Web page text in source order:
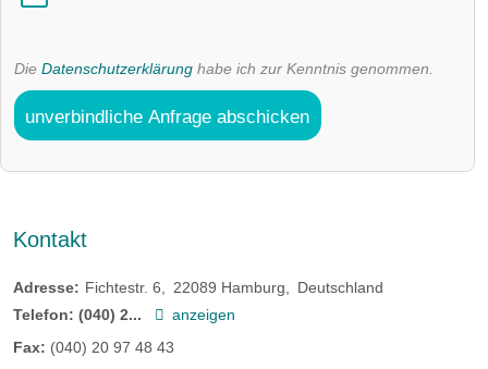
Die Datenschutzerklärung habe ich zur Kenntnis genommen.
unverbindliche Anfrage abschicken
Kontakt
Adresse: Fichtestr. 6 22089 Hamburg
Deutschland
Telefon: (040) 2...
anzeigen
Fax: (040) 20 97 48 43